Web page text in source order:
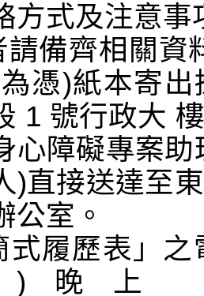
方式及注意
請備齊相關資
憑)紙本寄
1 號行政大
心障礙專案
)直接送達至
公室。
式履歷表」
)晚上